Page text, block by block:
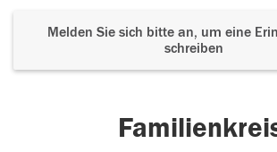
Melden Sie sich bitte an, um eine
schreiben